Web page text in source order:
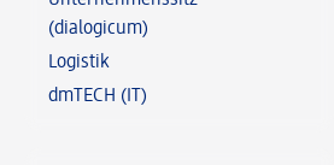
(dialogicum)
Logistik
dmTECH (IT)